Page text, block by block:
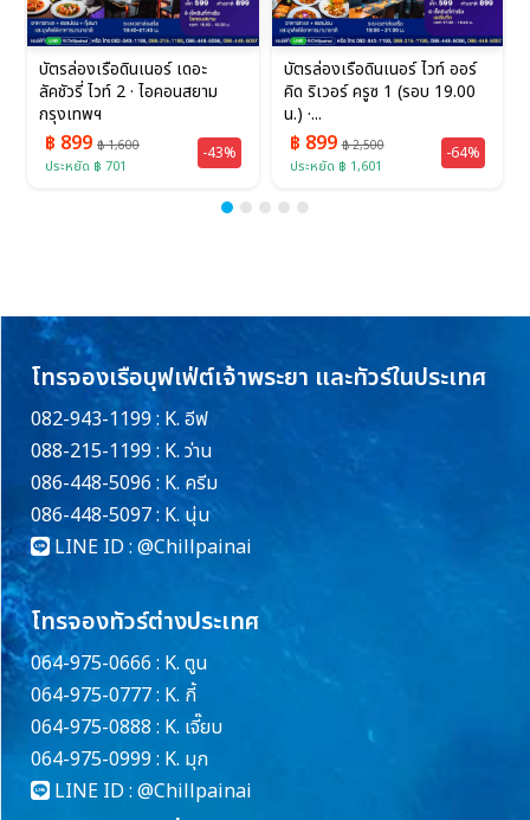
บัตรล่องเรือดินเนอร์ เดอะ
ลัคชัวรี่ ไวท์ 2 · ไอคอนสยาม
กรุงเทพฯ
฿ 899 ฿ 1,600
ประหยัด ฿ 701
-43%
บัตรล่องเรือดินเนอร์ ไวท์ ออร์
คิด ริเวอร์ ครูซ 1 (รอบ 19.00
น.) ·...
฿ 899฿ 2,500
ประหยัด ฿ 1,601
-64%
โทรจองเรือบุฟเฟ่ต์เจ้าพระยา และทัวร์ในประเทศ
082-943-1199 : K. อีฟ
088-215-1199 : K. ว่าน
086-448-5096 : K. ครีม
086-448-5097 : K. นุ่น
LINE ID : @Chillpainai
โทรจองทัวร์ต่างประเทศ
064-975-0666 : K. ตูน
064-975-0777 : K. กี้
064-975-0888 : K. เจี๊ยบ
064-975-0999 : K. มุก
LINE ID : @Chillpainai